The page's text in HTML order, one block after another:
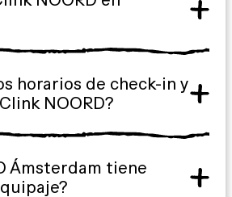
horarios de check-in y
NOORD?
Ámsterdam tiene